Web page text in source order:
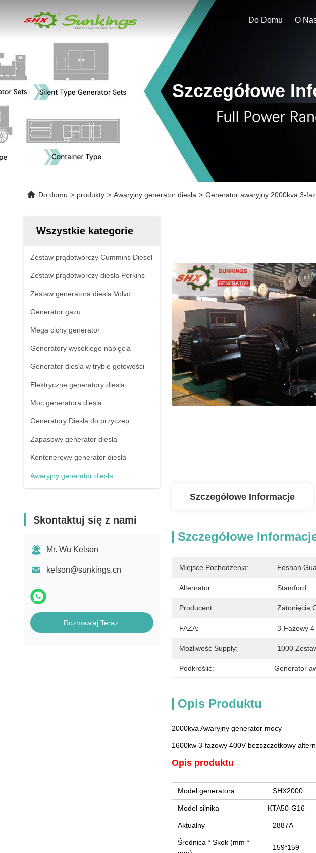
Do Domu O
Szczegółowe
Do domu > produkty > Awaryjny generator diesla > Generator awaryjny 2000kva 3-
Wszystkie kategorie
Zestaw prądotwórczy Cummins Diesel
Zestaw prądotwórczy diesla Perkins
Zestaw generatora diesla Volvo
Generator gazu
Mega cichy generator
Generatory wysokiego napięcia
Generator diesla w trybie gotowości
Elektryczne generatory diesla
Moc generatora diesla
Generatory Diesla do przyczep
Zapasowy generator diesla
Kontenerowy generator diesla
Awaryjny generator diesla
Skontaktuj się z nami
Mr. Wu Kelson
kelson@sunkings.cn
Rozmawiaj Teraz.
Szczegółowe Informacje
Szczegółowe
Miejsce Pochodzenia: Foshan
Alternator: Stamford
Producent: Zatonięcia
FAZA: 3-Fazowy
Możliwość Supply: 1000
Podkreślić: Generator
Opis Produktu
2000kva Awaryjny generator mocy
1600kw 3-fazowy 400V bezszczotkowy
Opis produktu
Model generatora SHX2000
Model silnika KTA50-G16
Aktualny 2887A
Średnica * Skok (mm *
159*159